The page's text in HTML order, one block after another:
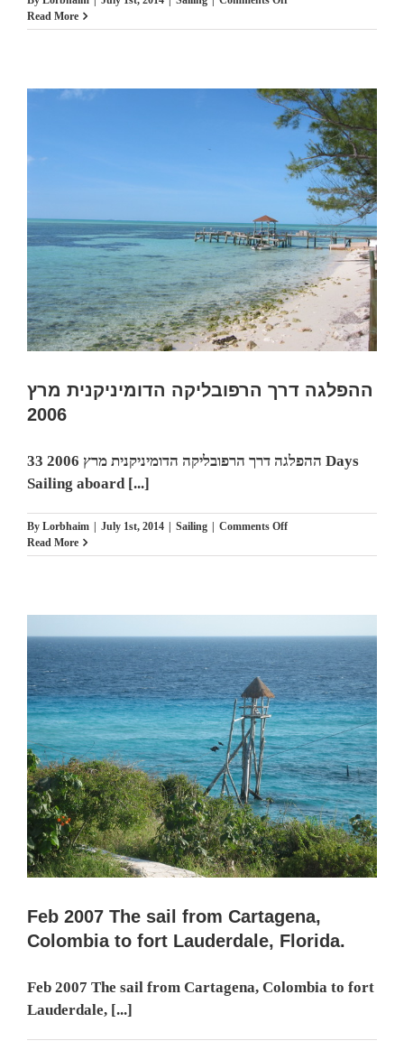
מריה
22
אוקט
2005
Read More
ההפלגה דרך הרפובליקה הדומיניקנית מרץ
2006
ההפלגה דרך הרפובליקה הדומיניקנית מרץ 2006 33 Days
Sailing aboard [...]
By Lorbhaim | July 1st, 2014 | Sailing | Comments Offon
דרך
Read More
Feb 2007 The sail from Cartagena,
Colombia to fort Lauderdale, Florida.
Feb 2007 The sail from Cartagena, Colombia to fort
Lauderdale, [...]